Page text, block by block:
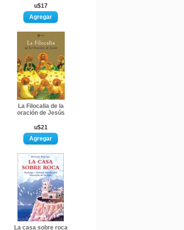
u$17
La Filocalia de la
oración de Jesús
u$21
La casa sobre roca